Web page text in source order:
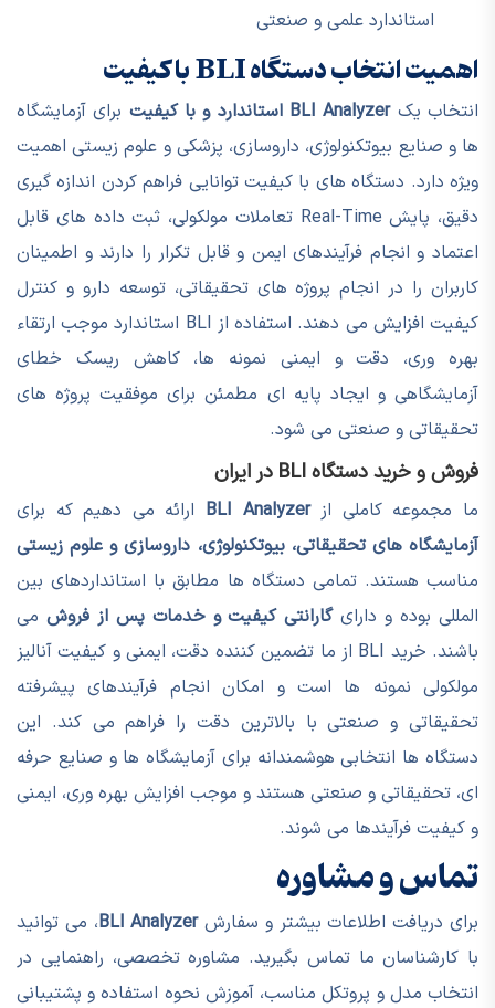
استاندارد علمی و صنعتی
اهمیت انتخاب دستگاه BLI با کیفیت
انتخاب یکBLI Analyzer استاندارد و با کیفیت
برای آزمایشگاه
ها و صنایع بیوتکنولوژی، داروسازی، پزشکی و علوم زیستی اهمیت
ویژه دارد. دستگاه های با کیفیت توانایی فراهم کردن اندازه گیری
دقیق، پایش Real-Time تعاملات مولکولی، ثبت داده های قابل
اعتماد و انجام فرآیندهای ایمن و قابل تکرار را دارند و اطمینان
کاربران را در انجام پروژه های تحقیقاتی، توسعه دارو و کنترل
کیفیت افزایش می دهند. استفاده از BLI استاندارد موجب ارتقاء
بهره وری، دقت و ایمنی نمونه ها، کاهش ریسک خطای
آزمایشگاهی و ایجاد پایه ای مطمئن برای موفقیت پروژه های
تحقیقاتی و صنعتی می شود.
فروش و خرید دستگاه BLI در ایران
ما مجموعه کاملی ازBLI Analyzer ارائه می دهیم که برای
آزمایشگاه های تحقیقاتی، بیوتکنولوژی، داروسازی و علوم زیستی
مناسب هستند. تمامی دستگاه ها مطابق با استانداردهای بین
المللی بوده و دارایگارانتی کیفیت و خدمات پس از فروش می
باشند. خرید BLI از ما تضمین کننده دقت، ایمنی و کیفیت آنالیز
مولکولی نمونه ها است و امکان انجام فرآیندهای پیشرفته
تحقیقاتی و صنعتی با بالاترین دقت را فراهم می کند. این
دستگاه ها انتخابی هوشمندانه برای آزمایشگاه ها و صنایع حرفه
ای، تحقیقاتی و صنعتی هستند و موجب افزایش بهره وری، ایمنی
و کیفیت فرآیندها می شوند.
تماس و مشاوره
برای دریافت اطلاعات بیشتر و سفارشBLI Analyzer، می توانید
با کارشناسان ما تماس بگیرید. مشاوره تخصصی، راهنمایی در
انتخاب مدل و پروتکل مناسب، آموزش نحوه استفاده و پشتیبانی